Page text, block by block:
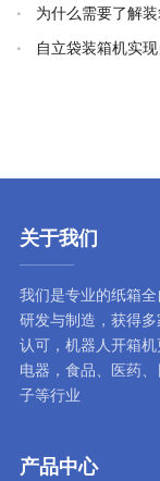
为什么需要了解
自立袋装箱机实
关于我们
我们是专业的纸箱全
研发与制造，获得
认可， 机器人开箱机
电器，食品、医药
子等行业
产品中心